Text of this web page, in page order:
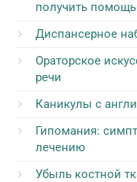
получить помощь
Диспансерное
Ораторское
речи
Каникулы с
Гипомания:
лечению
Убыль костной